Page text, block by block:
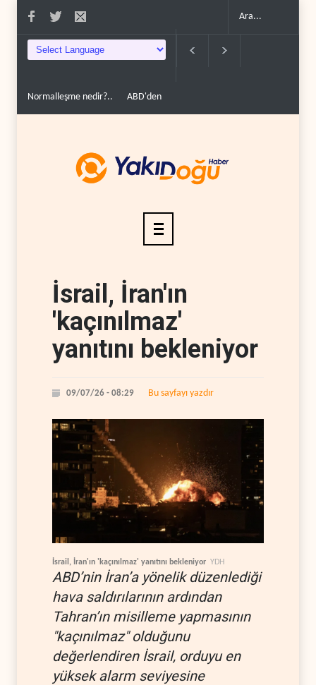
Normalleşme nedir?.. ABD'den Rus petrolünü alan ülkelere yüzde
İsrail, İran'ın
'kaçınılmaz'
yanıtını bekleniyor
09/07/26 - 08:29 Bu sayfayı yazdır
İsrail, İran'ın 'kaçınılmaz' yanıtını bekleniyor YDH
ABD’nin İran’a yönelik düzenlediği
hava saldırılarının ardından
Tahran’ın misilleme yapmasının
"kaçınılmaz" olduğunu
değerlendiren İsrail, orduyu en
yüksek alarm seviyesine